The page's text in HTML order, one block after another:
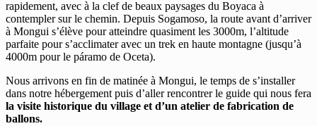
rapidement, avec à la clef de beaux paysages du Boyaca à
contempler sur le chemin. Depuis Sogamoso, la route avant d’arriver
à Mongui s’élève pour atteindre quasiment les 3000m, l’altitude
parfaite pour s’acclimater avec un trek en haute montagne (jusqu’à
4000m pour le páramo de Oceta).
Nous arrivons en fin de matinée à Mongui, le temps de s’installer
dans notre hébergement puis d’aller rencontrer le guide qui nous fera
la visite historique du village et d’un atelier de fabrication de
ballons.